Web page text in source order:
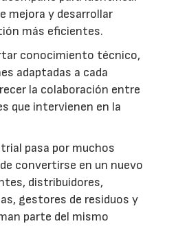
mejora y desarrollar
más eficientes.
conocimiento técnico,
adaptadas a cada
la colaboración entre
que intervienen en la
pasa por muchos
convertirse en un nuevo
distribuidores,
gestores de residuos y
parte del mismo